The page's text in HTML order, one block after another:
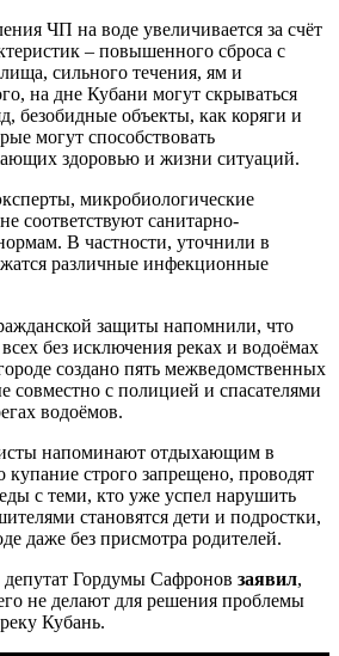
ЧП на воде увеличивается за счёт
– повышенного сброса с
сильного течения, ям и
на дне Кубани могут скрываться
безобидные объекты, как коряги и
могут способствовать
здоровью и жизни ситуаций.
микробиологические
соответствуют санитарно-
В частности, уточнили в
различные инфекционные
защиты напомнили, что
без исключения реках и водоёмах
создано пять межведомственных
совместно с полицией и спасателями
водоёмов.
напоминают отдыхающим в
строго запрещено, проводят
с теми, кто уже успел нарушить
становятся дети и подростки,
даже без присмотра родителей.
Гордумы Сафронов заявил,
не делают для решения проблемы
Кубань.